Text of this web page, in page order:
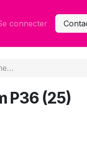
connecter
P36 (25)